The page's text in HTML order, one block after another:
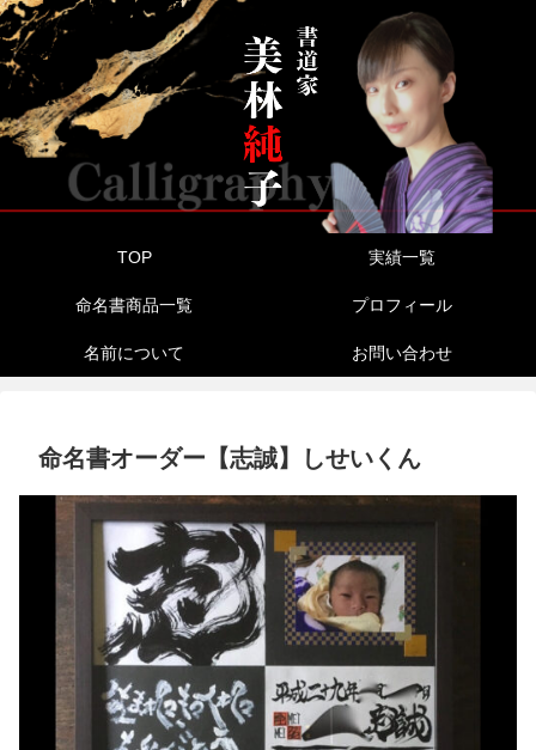
TOP 実績一覧
命名書商品一覧 プロフィール
名前について お問い合わせ
命名書オーダー【志誠】しせいくん